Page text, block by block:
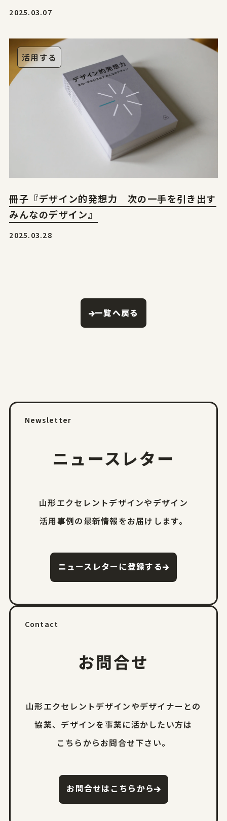
2025.03.07
活用する
冊子『デザイン的発想力 次の一手を引き出す
みんなのデザイン』
2025.03.28
一覧へ戻る
Newsletter
ニュースレター
山形エクセレントデザインやデザイン
活用事例の最新情報をお届けします。
ニュースレターに登録する
Contact
お問合せ
山形エクセレントデザインやデザイナーとの
協業、 デザインを事業に活かしたい方は
こちらからお問合せ下さい。
お問合せはこちらから